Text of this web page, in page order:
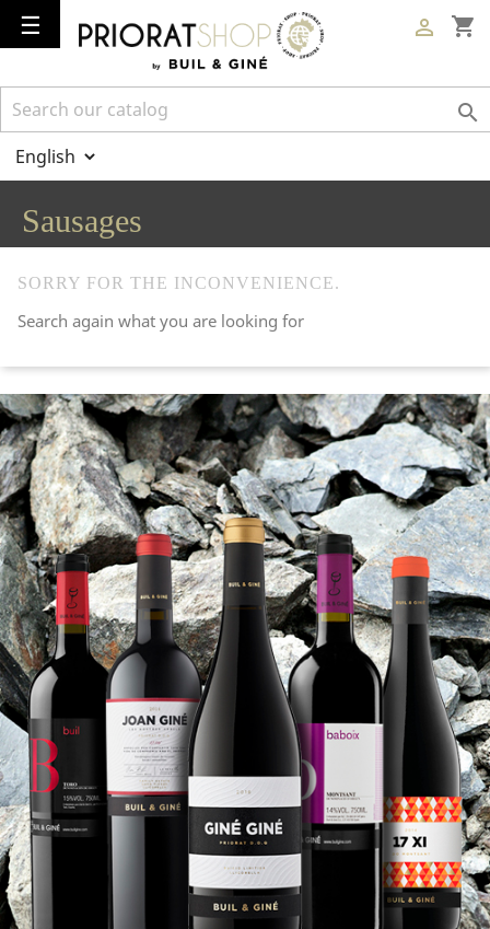
shopping_cart

Toggle
navigation
☰

Sausages
SORRY FOR THE INCONVENIENCE.
Search again what you are looking for